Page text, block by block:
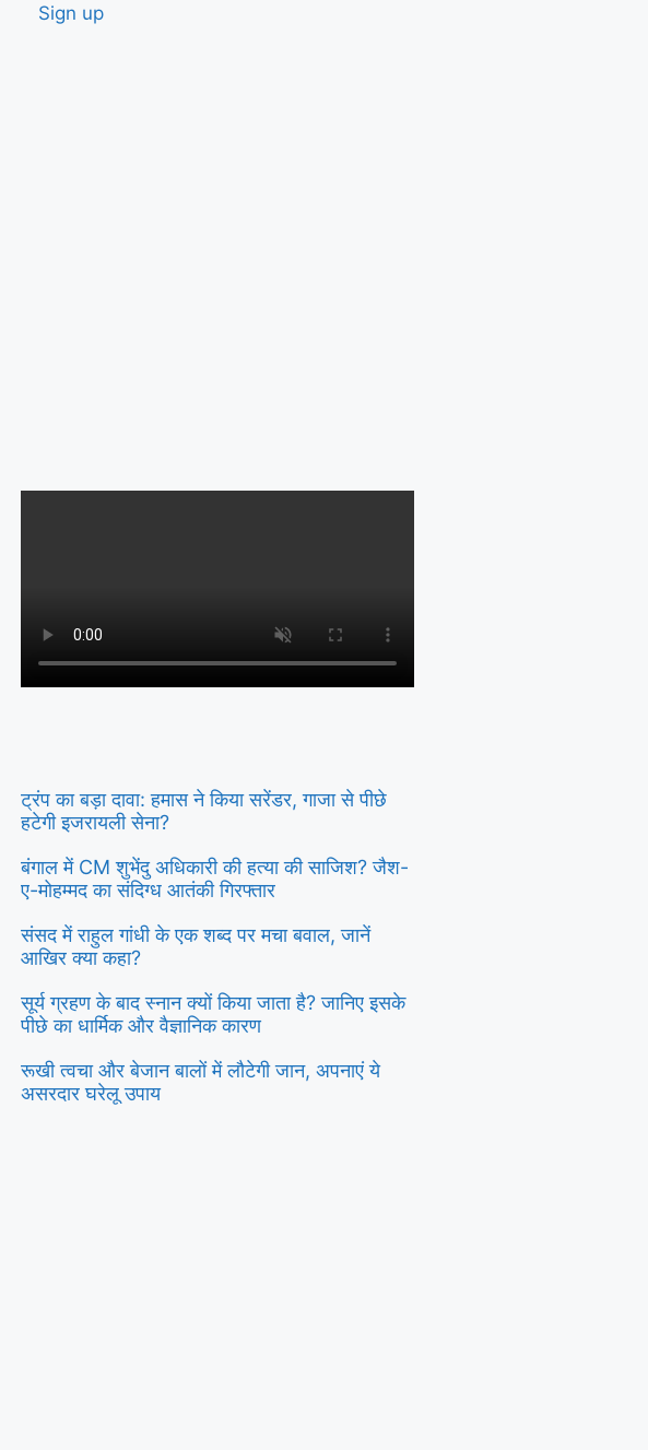
Sign up
ट्रंप का बड़ा दावा: हमास ने किया सरेंडर, गाजा से पीछे
हटेगी इजरायली सेना?
बंगाल में CM शुभेंदु अधिकारी की हत्या की साजिश? जैश-
ए-मोहम्मद का संदिग्ध आतंकी गिरफ्तार
संसद में राहुल गांधी के एक शब्द पर मचा बवाल, जानें
आखिर क्या कहा?
सूर्य ग्रहण के बाद स्नान क्यों किया जाता है? जानिए इसके
पीछे का धार्मिक और वैज्ञानिक कारण
रूखी त्वचा और बेजान बालों में लौटेगी जान, अपनाएं ये
असरदार घरेलू उपाय